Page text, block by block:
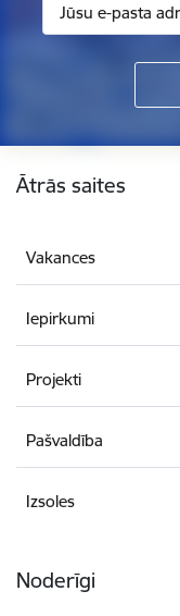
Ātrās saites
Vakances
Iepirkumi
Projekti
Pašvaldība
Izsoles
Noderīgi